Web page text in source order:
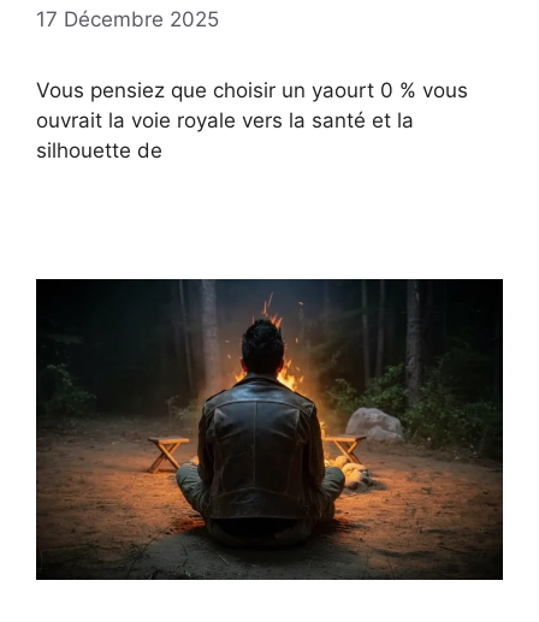
17 Décembre 2025
Vous pensiez que choisir un yaourt 0 % vous
ouvrait la voie royale vers la santé et la
silhouette de